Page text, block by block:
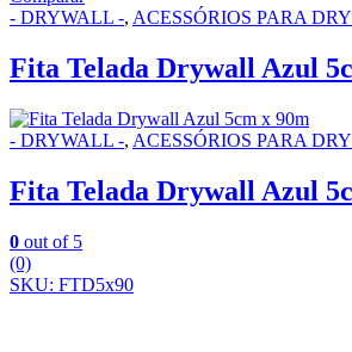
- DRYWALL -, ACESSÓRIOS PARA
Fita Telada Drywall Azul
- DRYWALL -, ACESSÓRIOS PARA
Fita Telada Drywall Azul
0 out of 5
(0)
SKU: FTD5x90